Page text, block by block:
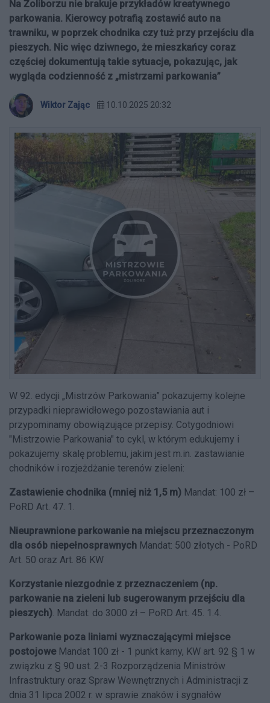
Na Żoliborzu nie brakuje przykładów kreatywnego
parkowania. Kierowcy potrafią zostawić auto na
trawniku, w poprzek chodnika czy tuż przy przejściu dla
pieszych. Nic więc dziwnego, że mieszkańcy coraz
częściej dokumentują takie sytuacje, pokazując, jak
wygląda codzienność z „mistrzami parkowania”
Wiktor Zając 10.10.2025 20:32
W 92. edycji „Mistrzów Parkowania” pokazujemy kolejne
przypadki nieprawidłowego pozostawiania aut i
przypominamy obowiązujące przepisy. Cotygodniowi
"Mistrzowie Parkowania" to cykl, w którym edukujemy i
pokazujemy skalę problemu, jakim jest m.in. zastawianie
chodników i rozjeżdżanie terenów zieleni:
Zastawienie chodnika (mniej niż 1,5 m) Mandat: 100 zł –
PoRD Art. 47. 1.
Nieuprawnione parkowanie na miejscu przeznaczonym
dla osób niepełnosprawnych Mandat: 500 złotych - PoRD
Art. 50 oraz Art. 86 KW
Korzystanie niezgodnie z przeznaczeniem (np.
parkowanie na zieleni lub sugerowanym przejściu dla
pieszych). Mandat: do 3000 zł – PoRD Art. 45. 1.4.
Parkowanie poza liniami wyznaczającymi miejsce
postojoweMandat 100 zł - 1 punkt karny, KW art. 92 § 1 w
związku z § 90 ust. 2-3 Rozporządzenia Ministrów
Infrastruktury oraz Spraw Wewnętrznych i Administracji z
dnia 31 lipca 2002 r. w sprawie znaków i sygnałów